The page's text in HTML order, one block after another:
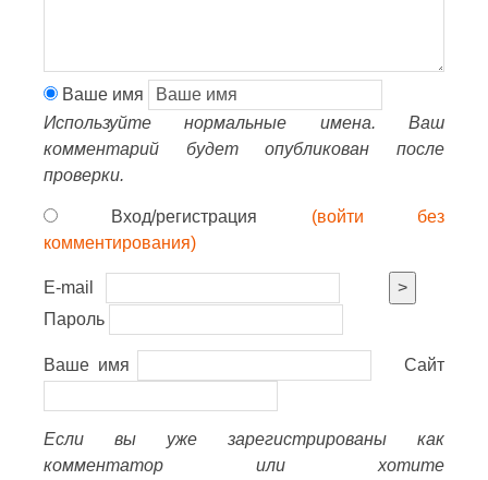
Ваше имя
Используйте нормальные имена. Ваш
комментарий будет опубликован после
проверки.
Вход/регистрация (войти без
комментирования)
E-mail
>
Пароль
Ваше имя Сайт
Если вы уже зарегистрированы как
комментатор или хотите